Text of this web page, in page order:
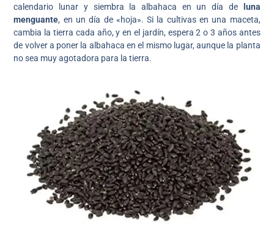
calendario lunar y siembra la albahaca en un día de
luna
menguante, en un día de «hoja». Si la cultivas en una maceta,
cambia la tierra cada año, y en el jardín, espera 2 o 3 años antes
de volver a poner la albahaca en el mismo lugar, aunque la planta
no sea muy agotadora para la tierra.